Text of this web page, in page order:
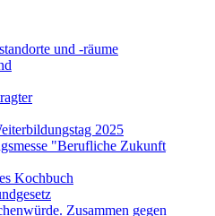
und -räume
2025
"Berufliche Zukunft
Kochbuch
Zusammen gegen